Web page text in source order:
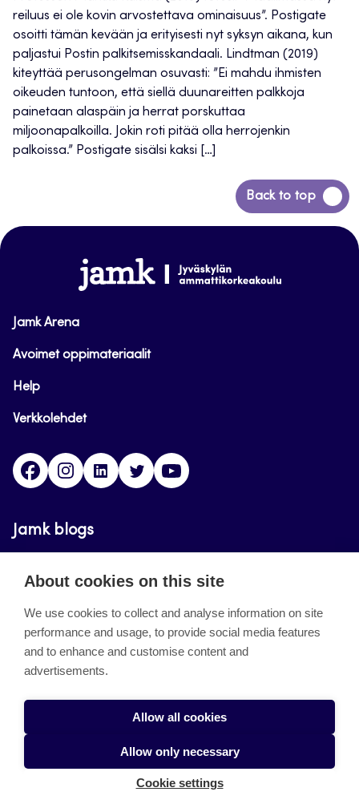
reiluus ei ole kovin arvostettava ominaisuus”. Postigate
osoitti tämän kevään ja erityisesti nyt syksyn aikana, kun
paljastui Postin palkitsemisskandaali. Lindtman (2019)
kiteyttää perusongelman osuvasti: ”Ei mahdu ihmisten
oikeuden tuntoon, että siellä duunareitten palkkoja
painetaan alaspäin ja herrat porskuttaa
miljoonapalkoilla. Jokin roti pitää olla herrojenkin
palkoissa.” Postigate sisälsi kaksi […]
Back to top
Back
to
www.jamk.fi
Jamk Arena
Avoimet oppimateriaalit
Help
Verkkolehdet
FacebookInstagramLinkedinTwitter
Jamk blogs
Updating the blogs of the Jamk blog service has
About the site
Käyttöehdot
Saavutettavuusseloste
Alasottoilmoitus
About cookies on this site
We use cookies to collect and analyse information on site
performance and usage, to provide social media features
and to enhance and customise content and
advertisements.
Allow all cookies
Allow only necessary
Cookie settings